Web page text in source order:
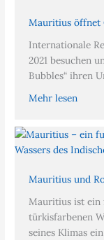
Mauritius öffnet
Internationale
2021 besuchen
Bubbles“ ihren
Mehr lesen
Mauritius und
Mauritius ist ein
türkisfarbenen
seines Klimas